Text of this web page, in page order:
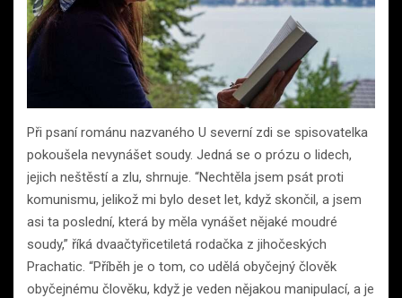
Při psaní románu nazvaného U severní zdi se spisovatelka
pokoušela nevynášet soudy. Jedná se o prózu o lidech,
jejich neštěstí a zlu, shrnuje. “Nechtěla jsem psát proti
komunismu, jelikož mi bylo deset let, když skončil, a jsem
asi ta poslední, která by měla vynášet nějaké moudré
soudy,” říká dvaačtyřicetiletá rodačka z jihočeských
Prachatic. “Příběh je o tom, co udělá obyčejný člověk
obyčejnému člověku, když je veden nějakou manipulací, a je